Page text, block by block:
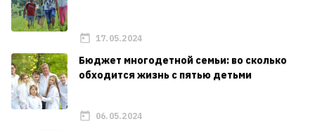
17.05.2024
Бюджет многодетной семьи: во сколько
обходится жизнь с пятью детьми
06.05.2024